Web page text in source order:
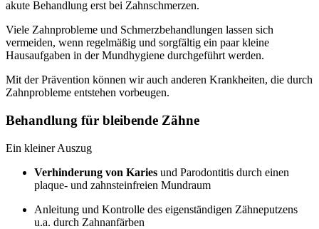
akute Behandlung erst bei Zahnschmerzen.
Viele Zahnprobleme und Schmerzbehandlungen lassen sich
vermeiden, wenn regelmäßig und sorgfältig ein paar kleine
Hausaufgaben in der Mundhygiene durchgeführt werden.
Mit der Prävention können wir auch anderen Krankheiten, die durch
Zahnprobleme entstehen vorbeugen.
Behandlung für bleibende Zähne
Ein kleiner Auszug
Verhinderung von Karies und Parodontitis durch einen
plaque- und zahnsteinfreien Mundraum
Anleitung und Kontrolle des eigenständigen Zähneputzens
u.a. durch Zahnanfärben